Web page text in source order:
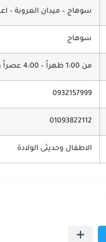
سوهاج – ميدان العروبة –
سوهاج
من 1:00 ظهراً – 4:00 عصراً ومن 8:00 مساءاُ – 10:00 مساءاً
0932157999
01093822112
الاطفال وحديثى الولادة